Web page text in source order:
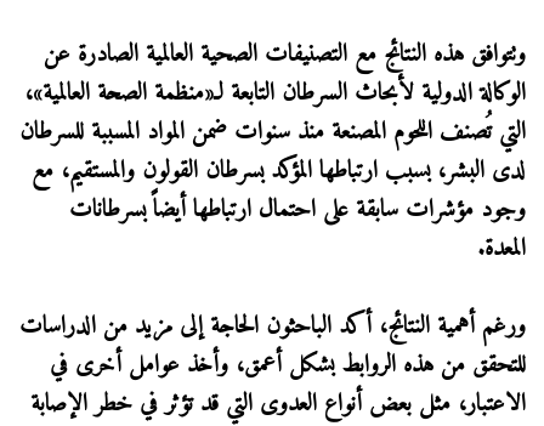
وتتوافق هذه النتائج مع التصنيفات الصحية العالمية الصادرة عن
الوكالة الدولية لأبحاث السرطان التابعة لـ«منظمة الصحة العالمية»،
التي تُصنف اللحوم المصنعة منذ سنوات ضمن المواد المسببة للسرطان
لدى البشر، بسبب ارتباطها المؤكد بسرطان القولون والمستقيم، مع
وجود مؤشرات سابقة على احتمال ارتباطها أيضاً بسرطانات
المعدة.
ورغم أهمية النتائج، أكد الباحثون الحاجة إلى مزيد من الدراسات
للتحقق من هذه الروابط بشكل أعمق، وأخذ عوامل أخرى في
الاعتبار، مثل بعض أنواع العدوى التي قد تؤثر في خطر الإصابة